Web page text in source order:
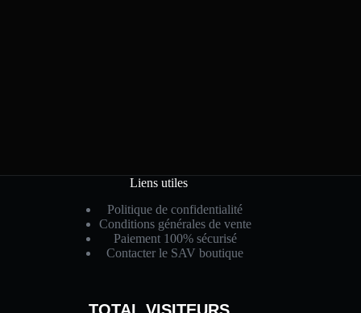
Liens utiles
Politique de confidentialité
Conditions générales de vente
Paiement 100% sécurisé
Contacter le SAV boutique